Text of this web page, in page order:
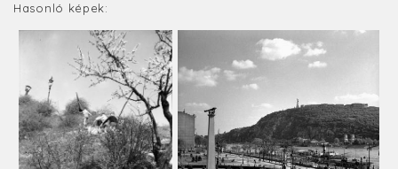
Hasonló képek: